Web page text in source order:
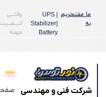
ما مفتخریم
به
UPS |
Stabilizer|
Battery
وقتـــی
کیـــفـــیت
مهمه
شرکت فنی و مهندسی